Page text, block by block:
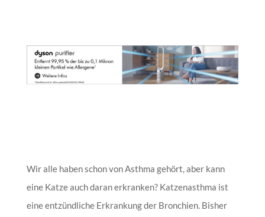
Wir alle haben schon von Asthma gehört, aber kann
eine Katze auch daran erkranken? Katzenasthma ist
eine entzündliche Erkrankung der Bronchien. Bisher